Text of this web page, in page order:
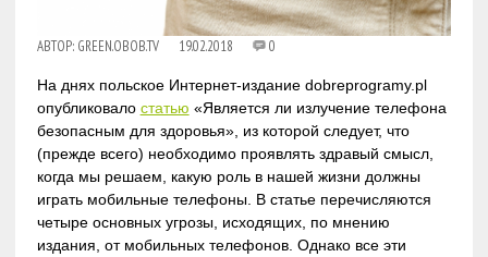
АВТОР: GREEN.OBOB.TV 19.02.2018 0
На днях польское Интернет-издание dobreprogramy.pl
опубликовало статью «Является ли излучение телефона
безопасным для здоровья», из которой следует, что
(прежде всего) необходимо проявлять здравый смысл,
когда мы решаем, какую роль в нашей жизни должны
играть мобильные телефоны. В статье перечисляются
четыре основных угрозы, исходящих, по мнению
издания, от мобильных телефонов. Однако все эти